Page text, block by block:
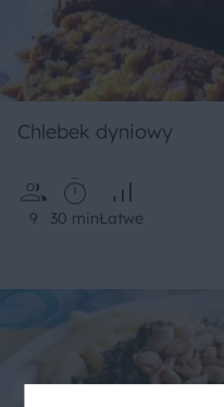
Chlebek dyniowy
9 30 minŁatwe